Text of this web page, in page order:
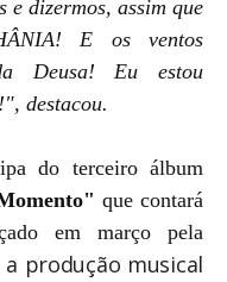
e dizermos, assim que
E os ventos
Deusa! Eu estou
destacou.
do terceiro álbum
que contará
em março pela
a produção musical